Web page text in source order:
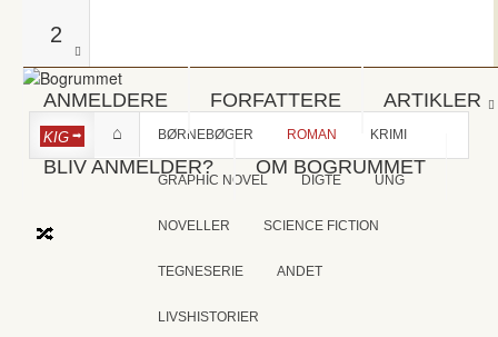
2
ANMELDERE FORFATTERE ARTIKLER
BLIV ANMELDER? OM BOGRUMMET
KIG BØRNEBØGER ROMAN KRIMI
GRAPHIC NOVEL DIGTE UNG
NOVELLER SCIENCE FICTION
TEGNESERIE ANDET
LIVSHISTORIER